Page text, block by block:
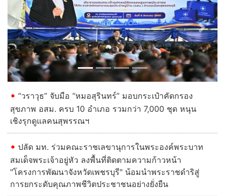
Previous
Next
เชิงรุกดูแลคนสุพรรณฯ
ปลัด มท. ร่วมคณะราชเลขานุการในพระองค์พระบาท
สมเด็จพระเจ้าอยู่หัว ลงพื้นที่ติดตามความก้าวหน้า
"โครงการพัฒนาจังหวัดเพชรบุรี" น้อมนำพระราชดำริสู่
การยกระดับคุณภาพชีวิตประชาชนอย่างยั่งยืน
"ย่า" จัดสถานที่รอรับร่าง "ฮลุน" เผยถึงบ้านคงไม่กล้า
ไปดูหน้าหลานกลัวทำใจไม่ได้ ส่องเลขเด็ดลอตเตอรี่
“ยศชนัน” เปิดเวที “Thai University Presidential
Forum 2026” นำทัพที่ประชุม ทปอ. 4 แห่ง ดึง AI พลิก
โฉมการศึกษาไทย มุ่งปั้นกำลังคนตอบโจทย์ประเทศ